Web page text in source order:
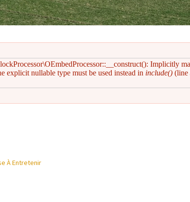
Implicitly
explicit nullable type must be used instead in include() (line
À Entretenir